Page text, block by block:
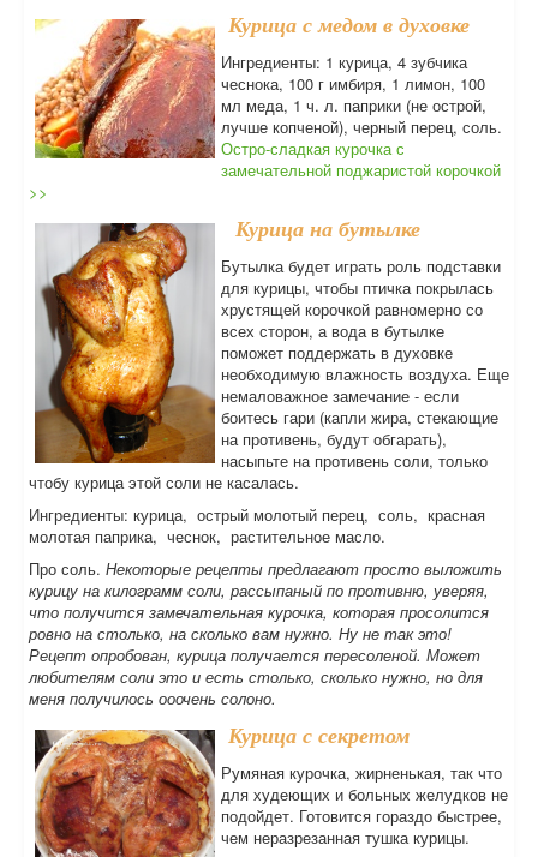
Курица с медом в духовке
Ингредиенты: 1 курица, 4 зубчика
чеснока, 100 г имбиря, 1 лимон, 100
мл меда, 1 ч. л. паприки (не острой,
лучше копченой), черный перец, соль.
Остро-сладкая курочка с
замечательной поджаристой корочкой
>>
Курица на бутылке
Бутылка будет играть роль подставки
для курицы, чтобы птичка покрылась
хрустящей корочкой равномерно со
всех сторон, а вода в бутылке
поможет поддержать в духовке
необходимую влажность воздуха. Еще
немаловажное замечание - если
боитесь гари (капли жира, стекающие
на противень, будут обгарать),
насыпьте на противень соли, только
чтобу курица этой соли не касалась.
Ингредиенты: курица, острый молотый перец, соль, красная
молотая паприка, чеснок, растительное масло.
Про соль. Некоторые рецепты предлагают просто выложить
курицу на килограмм соли, рассыпаный по противню, уверяя,
что получится замечательная курочка, которая просолится
ровно на столько, на сколько вам нужно. Ну не так это!
Рецепт опробован, курица получается пересоленой. Может
любителям соли это и есть столько, сколько нужно, но для
меня получилось ооочень солоно.
Курица с секретом
Румяная курочка, жирненькая, так что
для худеющих и больных желудков не
подойдет. Готовится гораздо быстрее,
чем неразрезанная тушка курицы.